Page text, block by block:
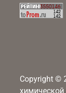
Copyright ©